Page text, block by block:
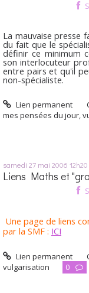
La mauvaise presse
du fait que le
définir ce minimum
son interlocuteur
entre pairs et qu'il
non-spécialiste.
Lien permanent
mes pensées du jour,
samedi 27 mai 2006 12h20
Liens Maths et
Une page de liens
par la SMF : ICI
Lien permanent
vulgarisation
0